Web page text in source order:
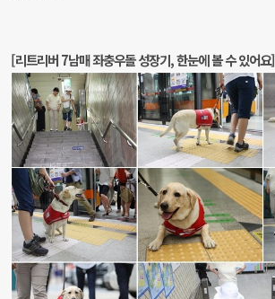
[리트리버 7남매 좌충우돌 성장기, 한눈에 볼 수 있어요]